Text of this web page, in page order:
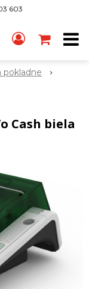
603
pokladne
Cash biela